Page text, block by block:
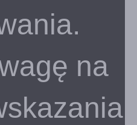
na